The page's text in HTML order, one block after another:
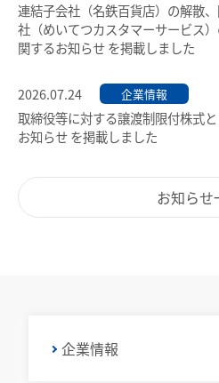
その他
列車運行に支障がある場合の取
路線別時刻表
名古屋鉄道におけるマナー向上
ポイントサービス
こんなとき、どうするの？
紛失したとき
使えなくなったとき
約款／manacaご利用ガイド
連結子会社（名鉄百貨店）の解散
社（めいてつカスタマーサービス
関するお知らせ を掲載しました
2026.07.24 企業情報
取締役等に対する譲渡制限付株式
お知らせ を掲載しました
お知らせ
企業情報